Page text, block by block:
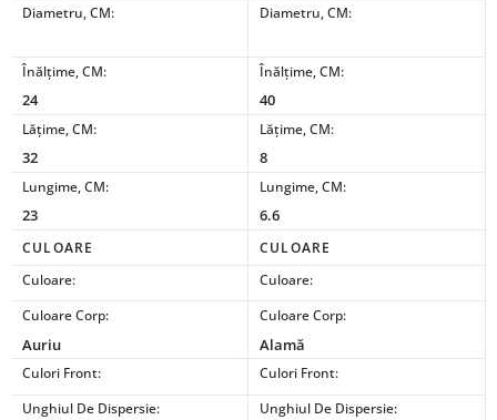
Diametru, CM:
Diametru, CM:
Înălțime, CM:
24
Înălțime, CM:
40
Lățime, CM:
32
Lățime, CM:
8
Lungime, CM:
23
Lungime, CM:
6.6
CULOARE
CULOARE
Culoare:
Culoare:
Culoare Corp:
Auriu
Culoare Corp:
Alamă
Culori Front:
Culori Front:
Unghiul De Dispersie:
Unghiul De Dispersie: